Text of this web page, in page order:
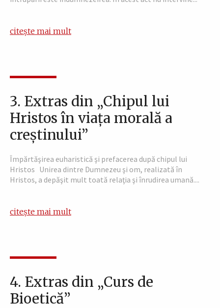
citește mai mult
3. Extras din „Chipul lui
Hristos în viaţa morală a
creştinului”
Împărtăşirea euharistică şi prefacerea după chipul lui
Hristos Unirea dintre Dumnezeu şi om, realizată în
Hristos, a depăşit mult toată relaţia şi înrudirea umană....
citește mai mult
4. Extras din „Curs de
Bioetică”